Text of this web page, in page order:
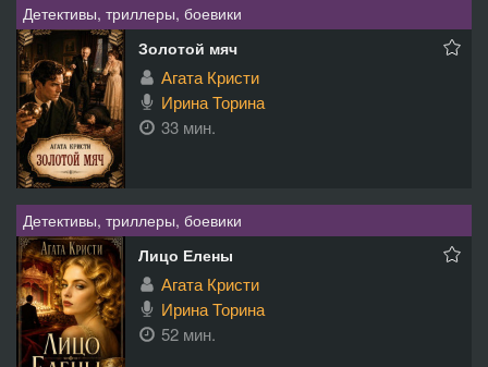
Детективы, триллеры, боевики
Золотой мяч
Агата Кристи
Ирина Торина
33 мин.
Детективы, триллеры, боевики
Лицо Елены
Агата Кристи
Ирина Торина
52 мин.